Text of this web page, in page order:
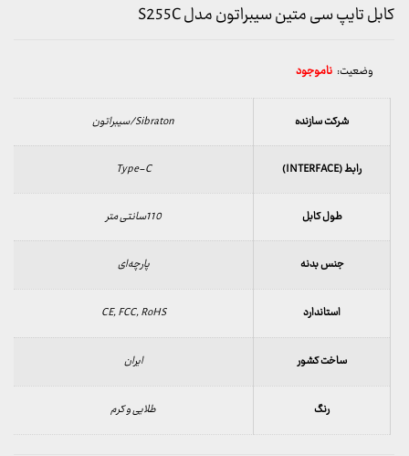
کابل تایپ سی متین سیبراتون مدل S255C
وضعیت: ناموجود
شرکت سازنده Sibraton/سیبراتون
رابط (INTERFACE) Type-C
طول کابل 110سانتی متر
جنس بدنه پارچه‌ای
استاندارد CE, FCC, RoHS
ساخت کشور ایران
رنگ طلایی و کرم